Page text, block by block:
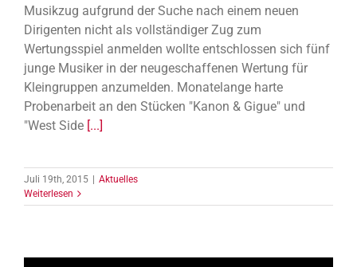
Musikzug aufgrund der Suche nach einem neuen
Dirigenten nicht als vollständiger Zug zum
Wertungsspiel anmelden wollte entschlossen sich fünf
junge Musiker in der neugeschaffenen Wertung für
Kleingruppen anzumelden. Monatelange harte
Probenarbeit an den Stücken "Kanon & Gigue" und
"West Side [...]
Juli 19th, 2015 | Aktuelles
Weiterlesen